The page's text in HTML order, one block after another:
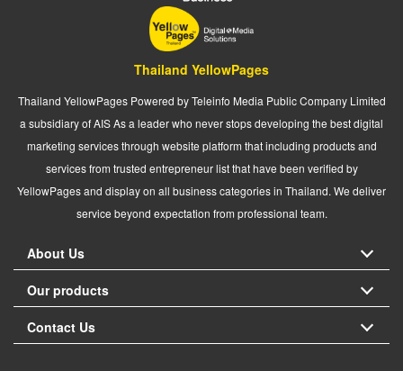
Thailand YellowPages
Thailand YellowPages Powered by Teleinfo Media Public Company Limited
a subsidiary of AIS As a leader who never stops developing the best digital
marketing services through website platform that including products and
services from trusted entrepreneur list that have been verified by
YellowPages and display on all business categories in Thailand. We deliver
service beyond expectation from professional team.
About Us
Our products
Contact Us